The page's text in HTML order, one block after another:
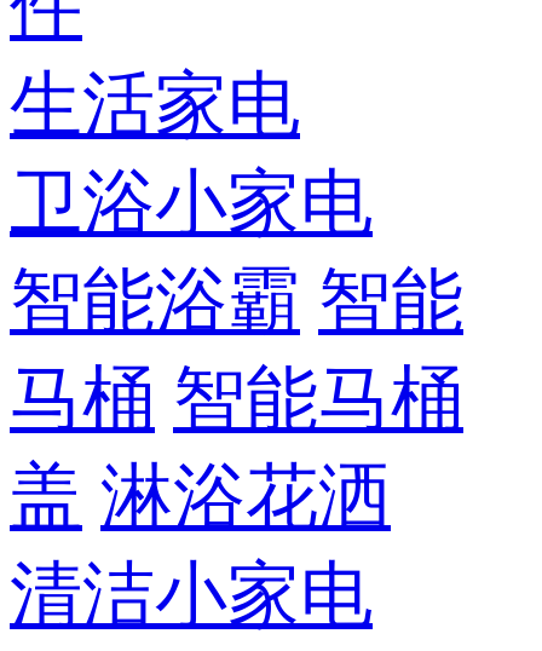
生活家电
卫浴小家电
智能浴霸 智能
马桶 智能马桶
盖 淋浴花洒
清洁小家电